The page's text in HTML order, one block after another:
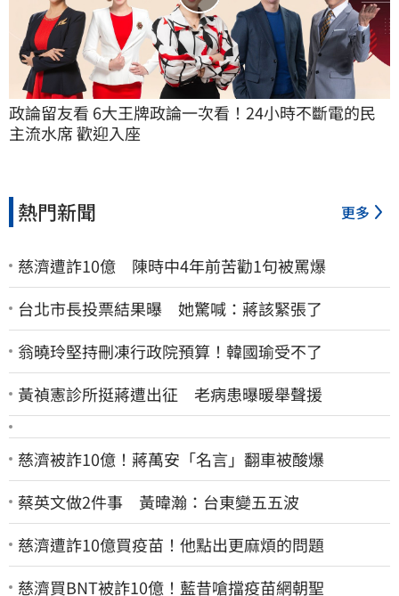
政論留友看 6大王牌政論一次看！24小時不斷電的民
主流水席 歡迎入座
熱門新聞 更多
慈濟遭詐10億 陳時中4年前苦勸1句被罵爆
台北市長投票結果曝 她驚喊：蔣該緊張了
翁曉玲堅持刪凍行政院預算！韓國瑜受不了
黃禎憲診所挺蔣遭出征 老病患曝暖舉聲援
慈濟被詐10億！蔣萬安「名言」翻車被酸爆
蔡英文做2件事 黃暐瀚：台東變五五波
慈濟遭詐10億買疫苗！他點出更麻煩的問題
慈濟買BNT被詐10億！藍昔嗆擋疫苗網朝聖